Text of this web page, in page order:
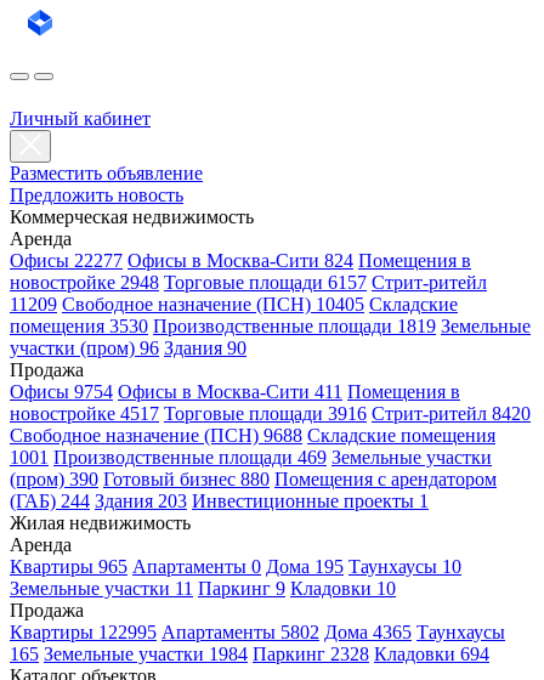
Личный кабинет
Разместить объявление
Предложить новость
Коммерческая недвижимость
Аренда
Офисы 22277 Офисы в Москва-Сити 824 Помещения в
новостройке 2948 Торговые площади 6157 Стрит-ритейл
11209 Свободное назначение (ПСН) 10405 Складские
помещения 3530 Производственные площади 1819 Земельные
участки (пром) 96 Здания 90
Продажа
Офисы 9754 Офисы в Москва-Сити 411 Помещения в
новостройке 4517 Торговые площади 3916 Стрит-ритейл 8420
Свободное назначение (ПСН) 9688 Складские помещения
1001 Производственные площади 469 Земельные участки
(пром) 390 Готовый бизнес 880 Помещения с арендатором
(ГАБ) 244 Здания 203 Инвестиционные проекты 1
Жилая недвижимость
Аренда
Квартиры 965 Апартаменты 0 Дома 195 Таунхаусы 10
Земельные участки 11 Паркинг 9 Кладовки 10
Продажа
Квартиры 122995 Апартаменты 5802 Дома 4365 Таунхаусы
165 Земельные участки 1984 Паркинг 2328 Кладовки 694
Каталог объектов